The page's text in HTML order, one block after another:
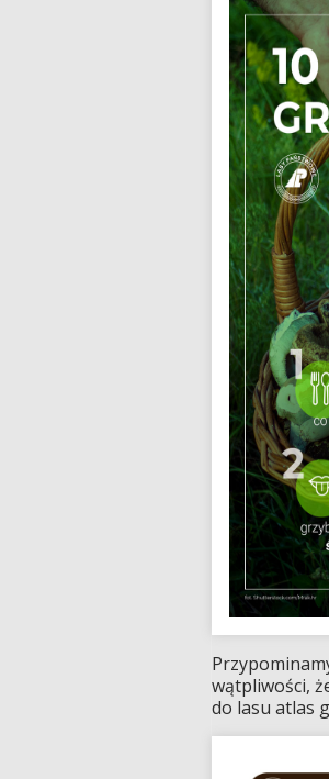
wątpliwości,
do lasu atlas